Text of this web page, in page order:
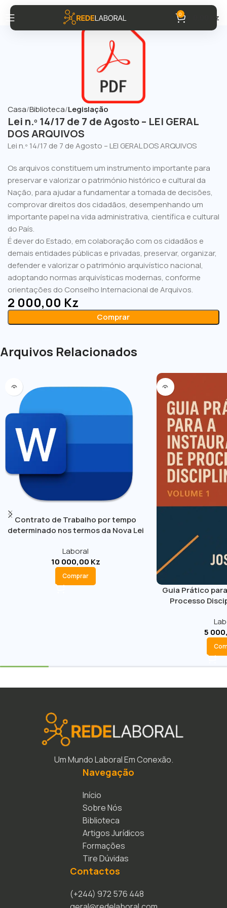
0 Kz
Casa Biblioteca Legislação
Lei n.º 14/17 de 7 de Agosto – LEI GERAL
DOS ARQUIVOS
Lei n.º 14/17 de 7 de Agosto – LEI GERAL DOS ARQUIVOS
Os arquivos constituem um instrumento importante para
preservar e valorizar o património histórico e cultural da
Nação, para ajudar a fundamentar a tomada de decisões,
comprovar direitos dos cidadãos, desempenhando um
importante papel na vida administrativa, científica e cultural
do País.
É dever do Estado, em colaboração com os cidadãos e
demais entidades públicas e privadas, preservar, organizar,
defender e valorizar o património arquivístico nacional,
adoptando normas arquivísticas modernas, conforme
orientações do Conselho Internacional de Arquivos.
2 000,00 Kz
Comprar
Arquivos Relacionados
Contrato de Trabalho por tempo
determinado nos termos da Nova Lei
Laboral
10 000,00 Kz
Comprar
Guia Prático
Processo
5
Um Mundo Laboral Em Conexão.
Navegação
Início
Sobre Nós
Biblioteca
Artigos Jurídicos
Formações
Tire Dúvidas
Contactos
(+244) 972 576 448